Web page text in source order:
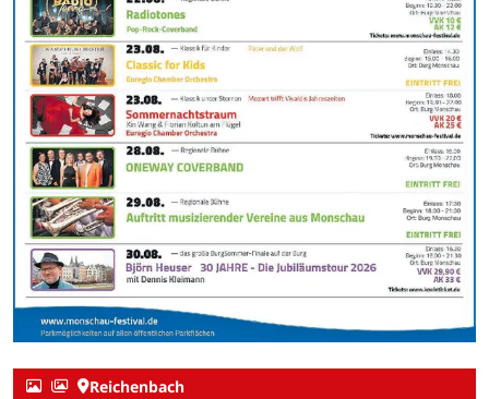
Reichenbach